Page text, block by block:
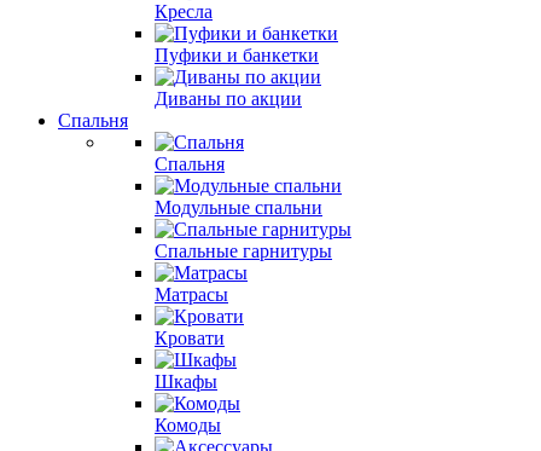
Кресла
Пуфики и банкетки
Диваны по акции
Спальня
Спальня
Модульные спальни
Спальные гарнитуры
Матрасы
Кровати
Шкафы
Комоды